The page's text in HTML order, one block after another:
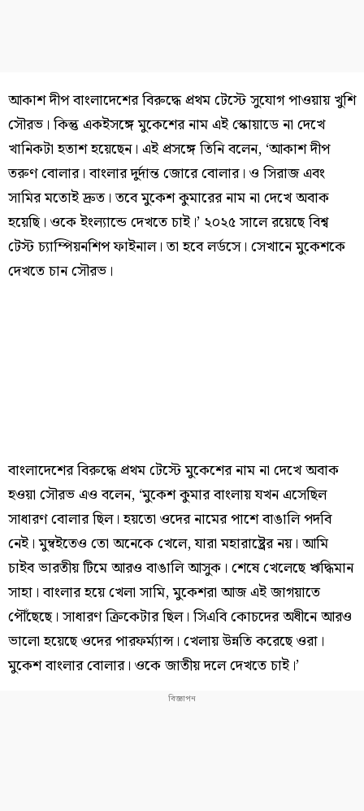
আকাশ দীপ বাংলাদেশের বিরুদ্ধে প্রথম টেস্টে সুযোগ পাওয়ায় খুশি
সৌরভ। কিন্তু একইসঙ্গে মুকেশের নাম এই স্কোয়াডে না দেখে
খানিকটা হতাশ হয়েছেন। এই প্রসঙ্গে তিনি বলেন, ‘আকাশ দীপ
তরুণ বোলার। বাংলার দুর্দান্ত জোরে বোলার। ও সিরাজ এবং
সামির মতোই দ্রুত। তবে মুকেশ কুমারের নাম না দেখে অবাক
হয়েছি। ওকে ইংল্যান্ডে দেখতে চাই।’ ২০২৫ সালে রয়েছে বিশ্ব
টেস্ট চ্যাম্পিয়নশিপ ফাইনাল। তা হবে লর্ডসে। সেখানে মুকেশকে
দেখতে চান সৌরভ।
বাংলাদেশের বিরুদ্ধে প্রথম টেস্টে মুকেশের নাম না দেখে অবাক
হওয়া সৌরভ এও বলেন, ‘মুকেশ কুমার বাংলায় যখন এসেছিল
সাধারণ বোলার ছিল। হয়তো ওদের নামের পাশে বাঙালি পদবি
নেই। মুম্বইতেও তো অনেকে খেলে, যারা মহারাষ্ট্রের নয়। আমি
চাইব ভারতীয় টিমে আরও বাঙালি আসুক। শেষে খেলেছে ঋদ্ধিমান
সাহা। বাংলার হয়ে খেলা সামি, মুকেশরা আজ এই জাগয়াতে
পৌঁছেছে। সাধারণ ক্রিকেটার ছিল। সিএবি কোচদের অধীনে আরও
ভালো হয়েছে ওদের পারফর্ম্যান্স। খেলায় উন্নতি করেছে ওরা।
মুকেশ বাংলার বোলার। ওকে জাতীয় দলে দেখতে চাই।’